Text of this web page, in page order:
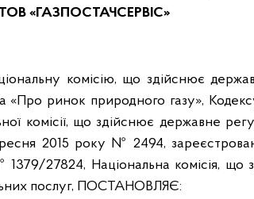
ТОВ «ГАЗПОСТАЧСЕРВІС»
комісію, що здійснює
ринок природного газу»,
комісії, що здійснює державне
2015 року № 2494,
27824, Національна комісія, що
послуг, ПОСТАНОВЛЯЄ: